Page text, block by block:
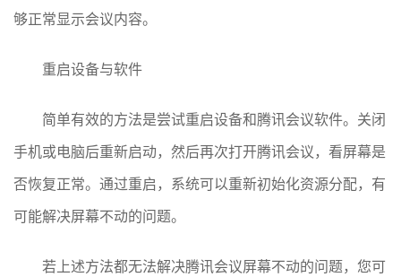
够正常显示会议内容。
重启设备与软件
简单有效的方法是尝试重启设备和腾讯会议软件。关闭
手机或电脑后重新启动，然后再次打开腾讯会议，看屏幕是
否恢复正常。通过重启，系统可以重新初始化资源分配，有
可能解决屏幕不动的问题。
若上述方法都无法解决腾讯会议屏幕不动的问题，您可